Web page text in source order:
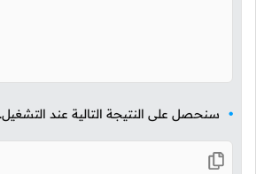
سنحصل على النتيجة التالية عند التشغيل.